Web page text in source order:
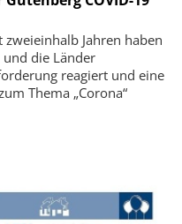
Jahren haben
die Länder
reagiert und eine
Thema „Corona“